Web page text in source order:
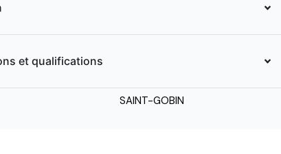
et qualifications
SAINT-GOBIN